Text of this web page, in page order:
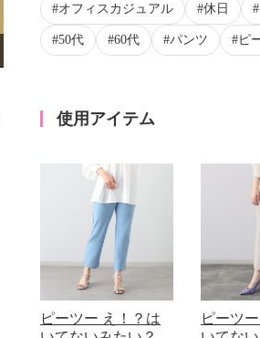
オフィスカジュアル 休日
50代 60代 パンツ ピ
使用アイテム
ピーツー え！？は
ピーツ